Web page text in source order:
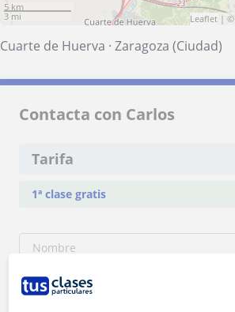
5 km
3 mi
Leaflet | ©
Cuarte de Huerva · Zaragoza (Ciudad)
Contacta con Carlos
Tarifa
1ª clase gratis